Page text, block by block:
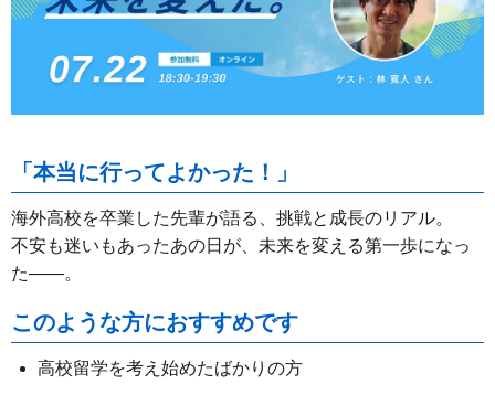
「本当に行ってよかった！」
海外高校を卒業した先輩が語る、挑戦と成長のリアル。
不安も迷いもあったあの日が、未来を変える第一歩になっ
た――。
このような方におすすめです
高校留学を考え始めたばかりの方